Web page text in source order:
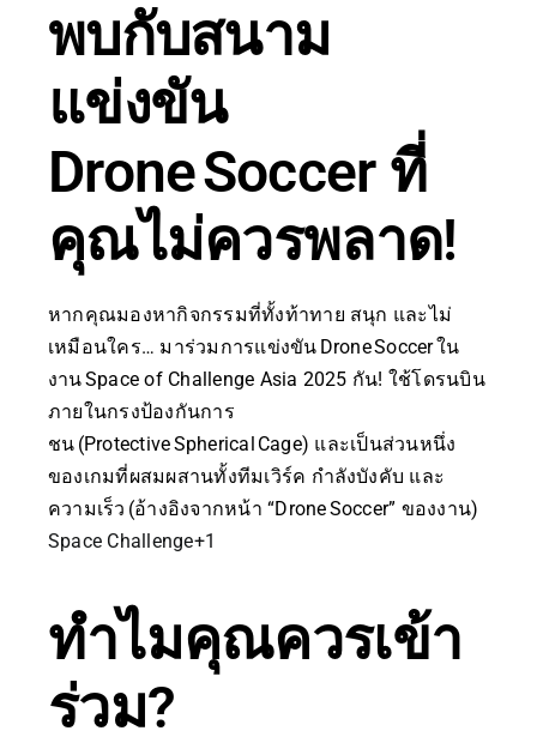
พบกับสนาม
แข่งขัน
Drone Soccer ที่
คุณไม่ควรพลาด!
หากคุณมองหากิจกรรมที่ทั้งท้าทาย สนุก และไม่
เหมือนใคร… มาร่วมการแข่งขัน Drone Soccer ใน
งาน Space of Challenge Asia 2025 กัน! ใช้โดรนบิน
ภายในกรงป้องกันการ
ชน (Protective Spherical Cage) และเป็นส่วนหนึ่ง
ของเกมที่ผสมผสานทั้งทีมเวิร์ค กำลังบังคับ และ
ความเร็ว (อ้างอิงจากหน้า “Drone Soccer” ของงาน)
Space Challenge+1
ทำไมคุณควรเข้า
ร่วม?